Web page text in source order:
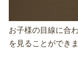
お子様の目線に合
を見ることができま